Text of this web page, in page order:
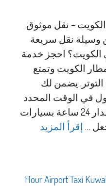
الكويت – نقل موثوق
نقل سريعة
الكويت؟ احجز خدمة
الكويت وتمتع
يضمن لك
في الوقت المحدد
بأمان وراحة. نعمل على مدار 24 ساعة بسيارات
… إقرأ المزيد